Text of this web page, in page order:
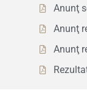
Anunţ
Anunţ
Anunţ